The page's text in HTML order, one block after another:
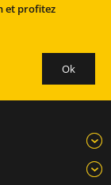
et profitez